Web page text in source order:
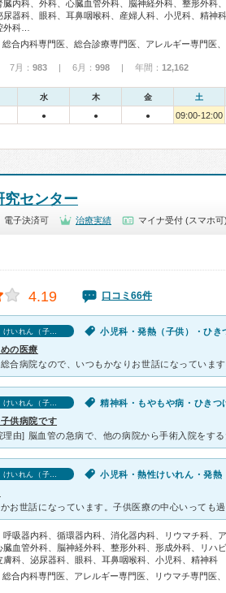
臓内科、外科、心臓血管外科、脳神経外科、整形外科
尿器科、眼科、耳鼻咽喉科、産婦人科、小児科、精神
外科…
7月： 983 | 6月： 998 | 年間： 12,162
水 木 金 土
● ● ● 09:00-12:00
究センター
電子決済可 治療実績 マイナ受付 (スマホ可)
4.19 口コミ66件
ひきつけ・けいれん（子供）の口コミ
の医療
ひきつけ・けいれん（子供）の口コミ
供病院です
ひきつけ・けいれん（子供）の口コミ
呼吸器内科、循環器内科、消化器内科、リウマチ科、
臓血管外科、脳神経外科、整形外科、形成外科、リハ
膚科、泌尿器科、眼科、耳鼻咽喉科、小児科、精神科